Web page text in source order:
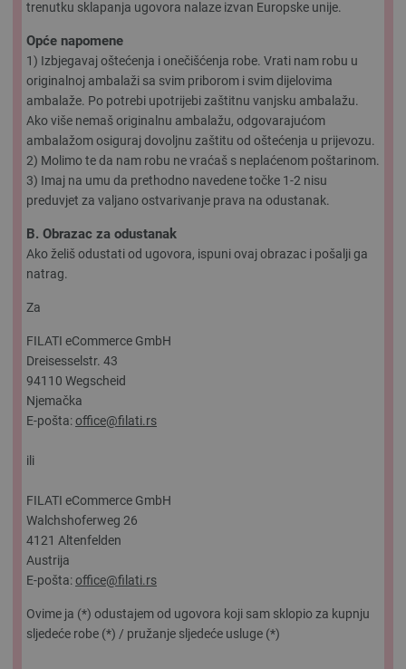
trenutku sklapanja ugovora nalaze izvan Europske unije.
Opće napomene
1) Izbjegavaj oštećenja i onečišćenja robe. Vrati nam robu u
originalnoj ambalaži sa svim priborom i svim dijelovima
ambalaže. Po potrebi upotrijebi zaštitnu vanjsku ambalažu.
Ako više nemaš originalnu ambalažu, odgovarajućom
ambalažom osiguraj dovoljnu zaštitu od oštećenja u prijevozu.
2) Molimo te da nam robu ne vraćaš s neplaćenom poštarinom.
3) Imaj na umu da prethodno navedene točke 1-2 nisu
preduvjet za valjano ostvarivanje prava na odustanak.
B. Obrazac za odustanak
Ako želiš odustati od ugovora, ispuni ovaj obrazac i pošalji ga
natrag.
Za
FILATI eCommerce GmbH
Dreisesselstr. 43
94110 Wegscheid
Njemačka
E-pošta:office@filati.rs
ili
FILATI eCommerce GmbH
Walchshoferweg 26
4121 Altenfelden
Austrija
E-pošta:office@filati.rs
Ovime ja (*) odustajem od ugovora koji sam sklopio za kupnju
sljedeće robe (*) / pružanje sljedeće usluge (*)